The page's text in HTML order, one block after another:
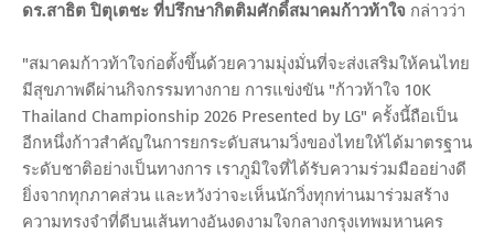
ดร.สาธิต ปิตุเตชะ ที่ปรึกษากิตติมศักดิ์สมาคมก้าวท้าใจ กล่าวว่า
"สมาคมก้าวท้าใจก่อตั้งขึ้นด้วยความมุ่งมั่นที่จะส่งเสริมให้คนไทย
มีสุขภาพดีผ่านกิจกรรมทางกาย การแข่งขัน "ก้าวท้าใจ 10K
Thailand Championship 2026 Presented by LG" ครั้งนี้ถือเป็น
อีกหนึ่งก้าวสำคัญในการยกระดับสนามวิ่งของไทยให้ได้มาตรฐาน
ระดับชาติอย่างเป็นทางการ เราภูมิใจที่ได้รับความร่วมมืออย่างดี
ยิ่งจากทุกภาคส่วน และหวังว่าจะเห็นนักวิ่งทุกท่านมาร่วมสร้าง
ความทรงจำที่ดีบนเส้นทางอันงดงามใจกลางกรุงเทพมหานคร